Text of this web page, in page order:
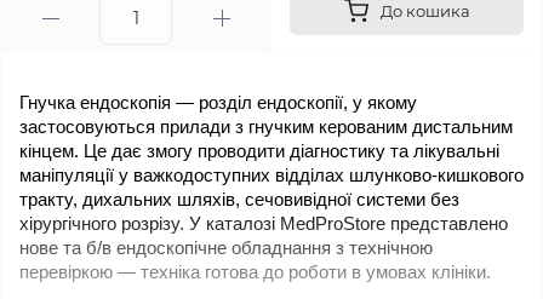
До кошика
Гнучка ендоскопія — розділ ендоскопії, у якому
застосовуються прилади з гнучким керованим дистальним
кінцем. Це дає змогу проводити діагностику та лікувальні
маніпуляції у важкодоступних відділах шлунково-кишкового
тракту, дихальних шляхів, сечовивідної системи без
хірургічного розрізу. У каталозі MedProStore представлено
нове та б/в ендоскопічне обладнання з технічною
перевіркою — техніка готова до роботи в умовах клініки.